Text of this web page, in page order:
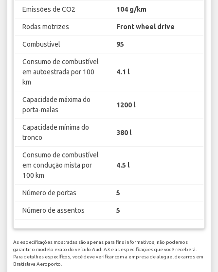
Emissões de CO2 104 g/km
Rodas motrizes Front wheel drive
Combustível 95
Consumo de combustível
em autoestrada por 100
km
4.1 l
Capacidade máxima do
porta-malas
1200 l
Capacidade mínima do
tronco
380 l
Consumo de combustível
em condução mista por
100 km
4.5 l
Número de portas 5
Número de assentos 5
As especificações mostradas são apenas para fins informativos, não podemos
garantir o modelo exato do veículo Audi A3 e as especificações que você receberá.
Para detalhes específicos, você deve verificar com a empresa de aluguel de carros em
Bratislava Aeroporto.